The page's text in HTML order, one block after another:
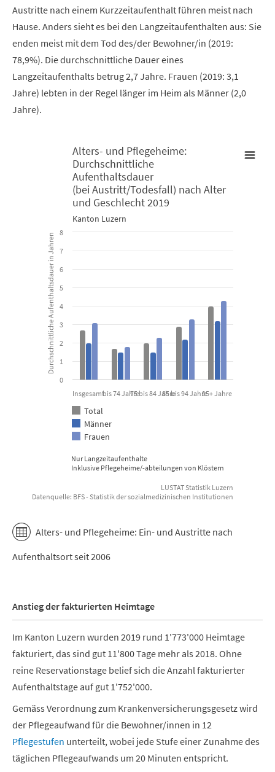
Austritte nach einem Kurzzeitaufenthalt führen meist nach
Hause. Anders sieht es bei den Langzeitaufenthalten aus: Sie
enden meist mit dem Tod des/der Bewohner/in (2019:
78,9%). Die durchschnittliche Dauer eines
Langzeitaufenthalts betrug 2,7 Jahre. Frauen (2019: 3,1
Jahre) lebten in der Regel länger im Heim als Männer (2,0
Jahre).
Alters- und Pflegeheime: Durchschnittliche Aufenthaltsdauer
Bar chart with 3 data series.
View as data table, Alters- und Pflegeheime:
The chart has 1 X axis displaying categories.
The chart has 1 Y axis displaying Durchschnittliche
Nur Langzeitaufenthalte
Inklusive Pflegeheime/-abteilungen von Klöstern
Durchschnittliche Aufenthaltsdauer in Jahren
Alters- und Pflegeheime:
Durchschnittliche
Aufenthaltsdauer
(bei Austritt/Todesfall) nach Alter
und Geschlecht 2019
Kanton Luzern
Total
Männer
Frauen
Insgesamtbis 74 Jahre75 bis 84 Jahre85 bis 94 Jahre95+ Jahre
0
1
2
3
4
5
6
7
8
LUSTAT Statistik Luzern
Datenquelle: BFS - Statistik der sozialmedizinischen Institutionen
Alters- und Pflegeheime: Ein- und Austritte nach
Aufenthaltsort seit 2006
Anstieg der fakturierten Heimtage
Im Kanton Luzern wurden 2019 rund 1'773'000 Heimtage
fakturiert, das sind gut 11'800 Tage mehr als 2018. Ohne
reine Reservationstage belief sich die Anzahl fakturierter
Aufenthaltstage auf gut 1'752'000.
Gemäss Verordnung zum Krankenversicherungsgesetz wird
der Pflegeaufwand für die Bewohner/innen in 12
Pflegestufen unterteilt, wobei jede Stufe einer Zunahme des
täglichen Pflegeaufwands um 20 Minuten entspricht.